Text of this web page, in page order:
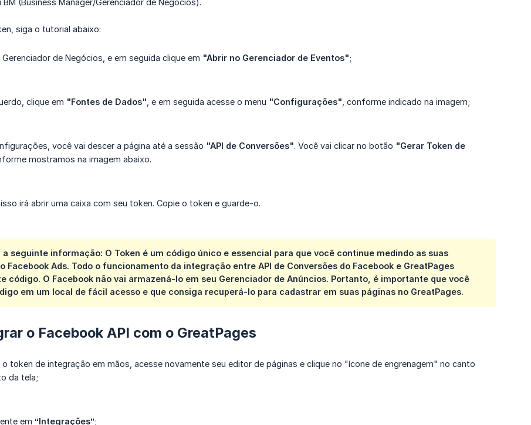
(Business Manager/Gerenciador de Negócios).
siga o tutorial abaixo:
de Negócios, e em seguida clique em "Abrir no Gerenciador de Eventos";
clique em "Fontes de Dados" , e em seguida acesse o menu "Configurações" , conforme indicado na imagem;
você vai descer a página até a sessão "API de Conversões". Você vai clicar no botão "Gerar Token de
mostramos na imagem abaixo.
irá abrir uma caixa com seu token. Copie o token e guarde-o.
seguinte informação: O Token é um código único e essencial para que você continue medindo as suas
Facebook Ads. Todo o funcionamento da integração entre API de Conversões do Facebook e GreatPages
código. O Facebook não vai armazená-lo em seu Gerenciador de Anúncios. Portanto, é importante que você
em um local de fácil acesso e que consiga recuperá-lo para cadastrar em suas páginas no GreatPages.
o Facebook API com o GreatPages
token de integração em mãos, acesse novamente seu editor de páginas e clique no "ícone de engrenagem" no canto
da tela;
em “Integrações”;